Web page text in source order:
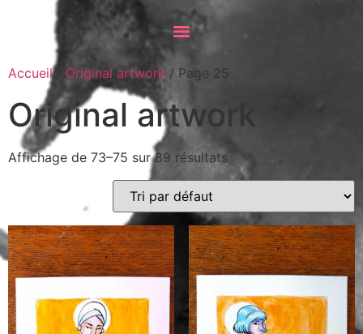
Accueil/ Original artwork / Page 25
Original artwork
Affichage de 73–75 sur 89 résultats